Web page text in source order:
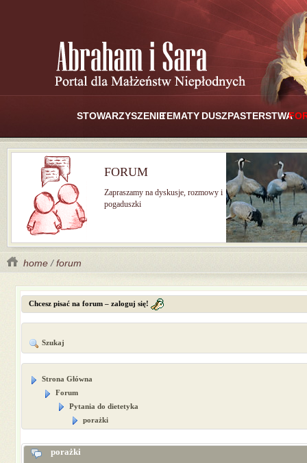
STOWARZYSZENIETEMATY DUSZPASTERSTWA
FORUM
Zapraszamy na dyskusje, rozmowy i
pogaduszki
home /forum
Chcesz pisać na forum – zaloguj się!
Szukaj
Strona Główna
Forum
Pytania do dietetyka
porażki
porażki